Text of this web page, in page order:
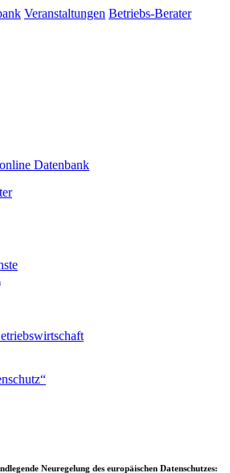
Veranstaltungen Betriebs-Berater
Datenbank
Neuregelung des europäischen Datenschutzes: